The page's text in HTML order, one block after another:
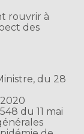
rouvrir à
des
du 28
du 11 mai